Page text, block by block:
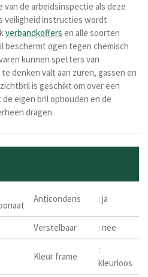
de arbeidsinspectie als deze
veiligheid instructies wordt
verbandkoffers en alle soorten
beschermt ogen tegen chemisch
kunnen spetters van
denken valt aan zuren, gassen en
is geschikt om over een
eigen bril ophouden en de
dragen.
Anticondens : ja
Verstelbaar : nee
Kleur frame
:
kleurloos